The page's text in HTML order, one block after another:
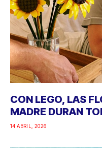
CON LEGO, LAS
MADRE DURAN
14 ABRIL, 2026